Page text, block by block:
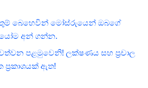
බෙහෙවින් මෝස්රුයෙන් ඔබගේ
අන් ගන්න.
පළමුවෙනි! ලක්ෂණය සහ ප්‍රචාල
ඇත!